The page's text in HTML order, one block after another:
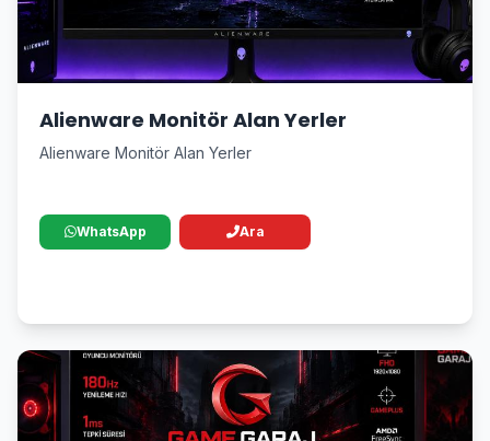
Alienware Monitör Alan Yerler
Alienware Monitör Alan Yerler
WhatsApp Ara